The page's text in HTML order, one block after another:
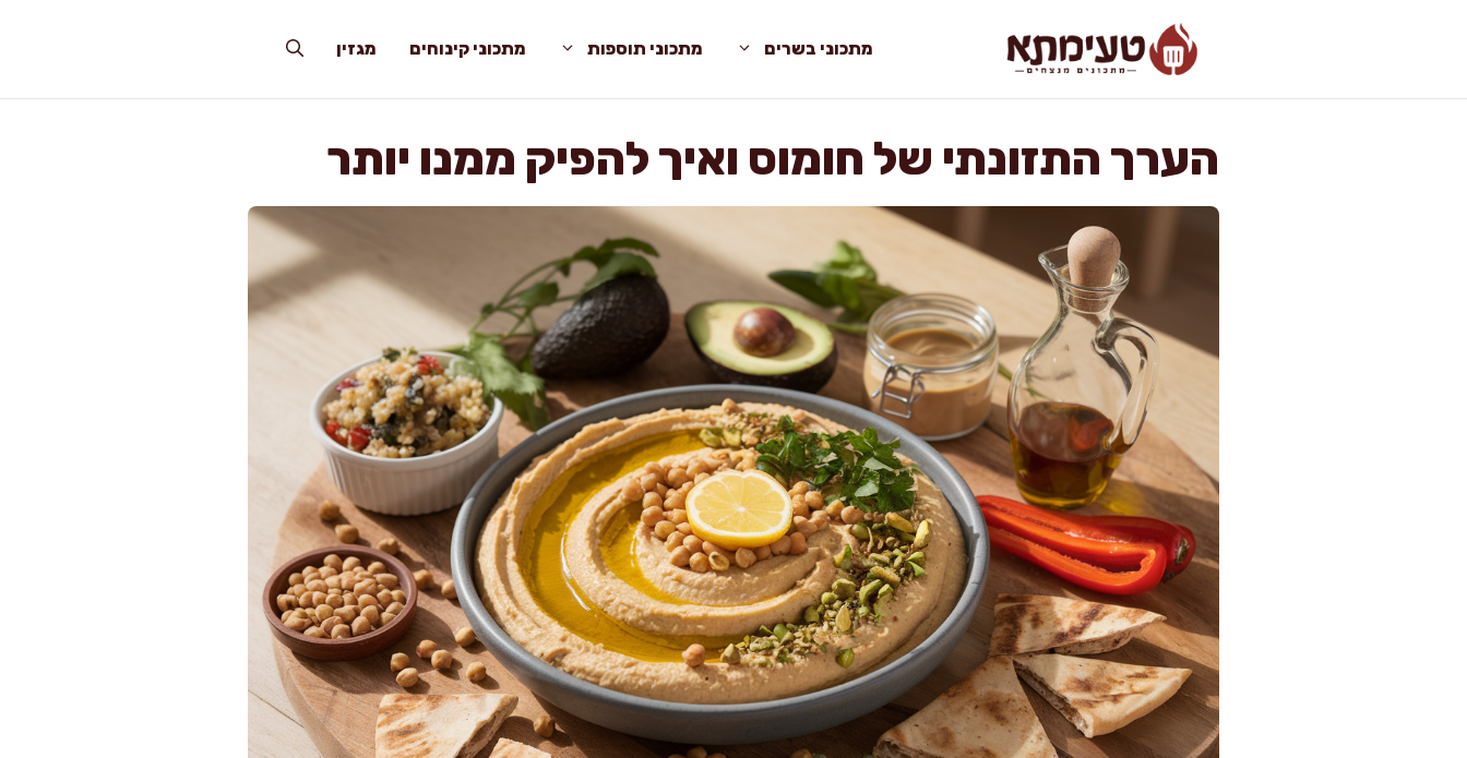
מתכוני בשרים מתכוני תוספות מתכוני קינוחים מגזין
הערך התזונתי של חומוס ואיך להפיק ממנו יותר